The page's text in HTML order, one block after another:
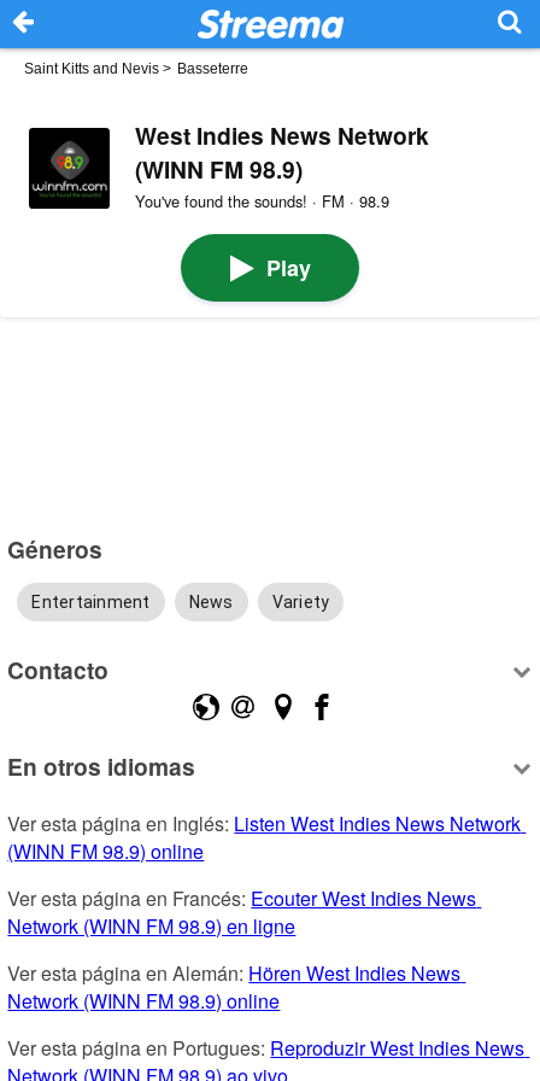
Saint Kitts and Nevis > Basseterre
West Indies News Network
(WINN FM 98.9)
You've found the sounds! · FM · 98.9
Play
Géneros
Entertainment News Variety
Contacto
En otros idiomas
Ver esta página en Inglés: Listen West Indies News Network
(WINN FM 98.9) online
Ver esta página en Francés: Ecouter West Indies News
Network (WINN FM 98.9) en ligne
Ver esta página en Alemán: Hören West Indies News
Network (WINN FM 98.9) online
Ver esta página en Portugues: Reproduzir West Indies News
Network (WINN FM 98.9) ao vivo